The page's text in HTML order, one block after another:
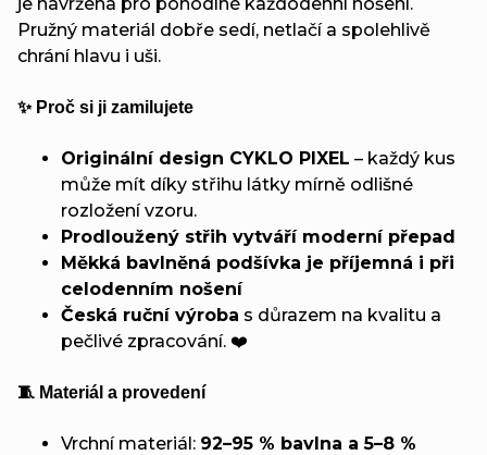
Pružný materiál dobře sedí, netlačí a spolehlivě
chrání hlavu i uši.
✨ Proč si ji zamilujete
Originální design CYKLO PIXEL – každý kus
může mít díky střihu látky mírně odlišné
rozložení vzoru.
Prodloužený střih vytváří moderní přepad
Měkká bavlněná podšívka je příjemná i při
celodenním nošení
Česká ruční výroba s důrazem na kvalitu a
pečlivé zpracování. ❤️
🧵 Materiál a provedení
Vrchní materiál: 92–95 % bavlna a 5–8 %